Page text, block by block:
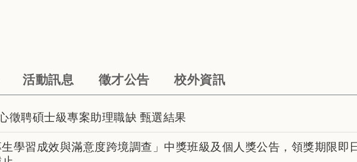
活動訊息 徵才公告 校外資訊
徵聘碩士級專案助理職缺 甄選結果
生學習成效與滿意度跨境調查」中獎班級及個人獎公告，領獎期限即